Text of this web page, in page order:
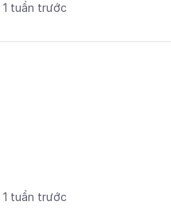
tuần trước
tuần trước